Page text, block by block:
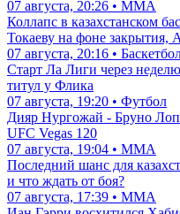
07 августа, 20:26 • ММА
Коллапс в казахстанском
Токаеву на фоне закрытия,
07 августа, 20:16 •
Старт Ла Лиги через
титул у Флика
07 августа, 19:20 • Футбол
Дияр Нургожай - Бруно
UFC Vegas 120
07 августа, 19:04 • ММА
Последний шанс для
и что ждать от боя?
07 августа, 17:39 • ММА